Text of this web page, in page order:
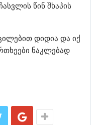
წინ შხაპის
დიდია და იქ
ნაკლებად